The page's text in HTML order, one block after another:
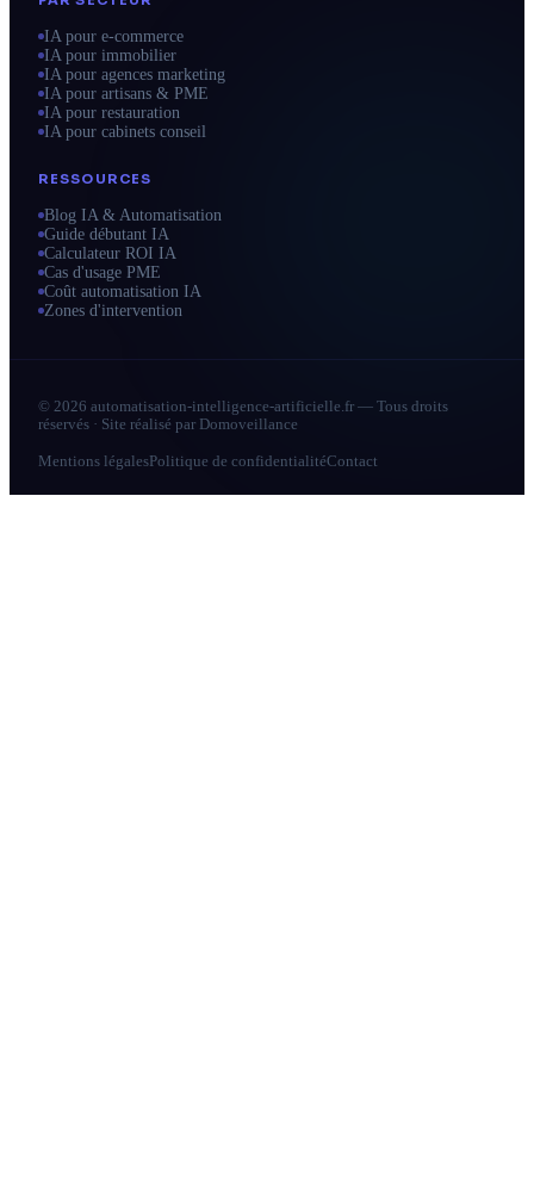
IA pour e-commerce
IA pour immobilier
IA pour agences marketing
IA pour artisans & PME
IA pour restauration
IA pour cabinets conseil
RESSOURCES
Blog IA & Automatisation
Guide débutant IA
Calculateur ROI IA
Cas d'usage PME
Coût automatisation IA
Zones d'intervention
© 2026 automatisation-intelligence-artificielle.fr — Tous droits
réservés · Site réalisé par Domoveillance
Mentions légales Politique de confidentialitéContact